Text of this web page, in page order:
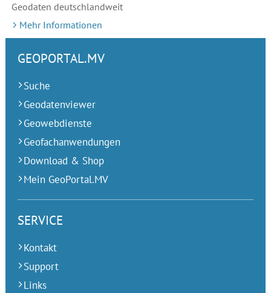
Geodaten deutschlandweit
Mehr Informationen
GEOPORTAL.MV
Suche
Geodatenviewer
Geowebdienste
Geofachanwendungen
Download & Shop
Mein GeoPortal.MV
SERVICE
Kontakt
Support
Links